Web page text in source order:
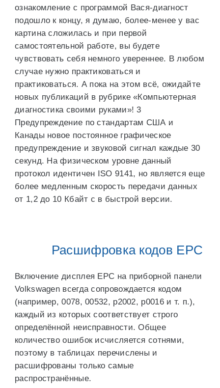
ознакомление с программой Вася-диагност
подошло к концу, я думаю, более-менее у вас
картина сложилась и при первой
самостоятельной работе, вы будете
чувствовать себя немного увереннее. В любом
случае нужно практиковаться и
практиковаться. А пока на этом всё, ожидайте
новых публикаций в рубрике «Компьютерная
диагностика своими руками»! 3
Предупреждение по стандартам США и
Канады новое постоянное графическое
предупреждение и звуковой сигнал каждые 30
секунд. На физическом уровне данный
протокол идентичен ISO 9141, но является еще
более медленным скорость передачи данных
от 1,2 до 10 Кбайт c в быстрой версии.
Расшифровка кодов ЕРС
Включение дисплея ЕРС на приборной панели
Volkswagen всегда сопровождается кодом
(например, 0078, 00532, р2002, р0016 и т. п.),
каждый из которых соответствует строго
определённой неисправности. Общее
количество ошибок исчисляется сотнями,
поэтому в таблицах перечислены и
расшифрованы только самые
распространённые.